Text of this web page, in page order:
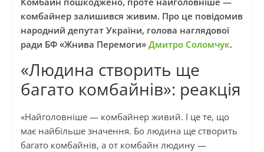
комбайнер залишився живим. Про це повідомив
народний депутат України, голова наглядової
ради БФ «Жнива Перемоги» Дмитро Соломчук.
«Людина створить ще
багато комбайнів»: реакція
«Найголовніше — комбайнер живий. І це те, що
має найбільше значення. Бо людина ще створить
багато комбайнів, а от комбайн людину —